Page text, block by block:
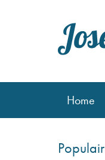
Home
Populair